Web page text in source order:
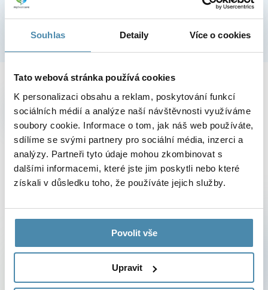
Souhlas Detaily Více o cookies
Tato webová stránka používá cookies
K personalizaci obsahu a reklam, poskytování funkcí
sociálních médií a analýze naší návštěvnosti využíváme
soubory cookie. Informace o tom, jak náš web používáte,
sdílíme se svými partnery pro sociální média, inzerci a
analýzy. Partneři tyto údaje mohou zkombinovat s
dalšími informacemi, které jste jim poskytli nebo které
získali v důsledku toho, že používáte jejich služby.
Povolit vše
Upravit
Error:
Social networks
Sdílíme na instagramu
[EN] NEWSLLETTER
které vámnesmí ujít.
Přihlašte se k našemu jedinečnému newsletteru a
nezmeškejte žádnou novinku ve fascinujícím světě
plastické chirurgie a estetické dermatologie v ČR.